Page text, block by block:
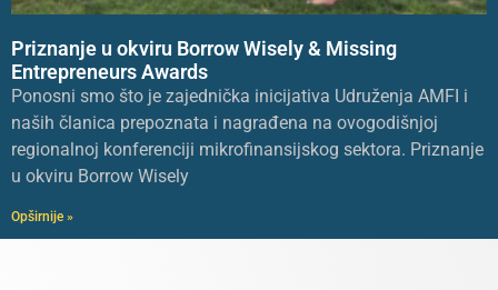
Priznanje u okviru Borrow Wisely & Missing
Entrepreneurs Awards
Ponosni smo što je zajednička inicijativa Udruženja AMFI i
naših članica prepoznata i nagrađena na ovogodišnjoj
regionalnoj konferenciji mikrofinansijskog sektora. Priznanje
u okviru Borrow Wisely
Opširnije »